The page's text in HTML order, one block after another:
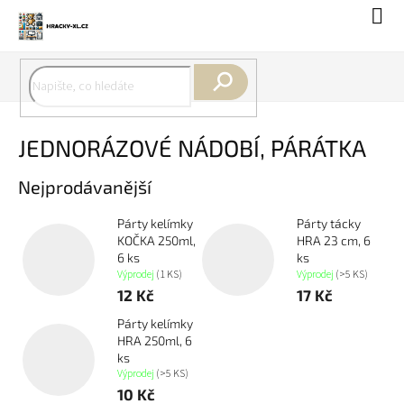
obsah
JEDNORÁZOVÉ NÁDOBÍ, PÁRÁTKA
Nejprodávanější
Párty kelímky
KOČKA 250ml,
6 ks
Výprodej (1 KS)
12 Kč
Párty tácky
HRA 23 cm, 6
ks
Výprodej (>5 KS)
17 Kč
Párty kelímky
HRA 250ml, 6
ks
Výprodej (>5 KS)
10 Kč